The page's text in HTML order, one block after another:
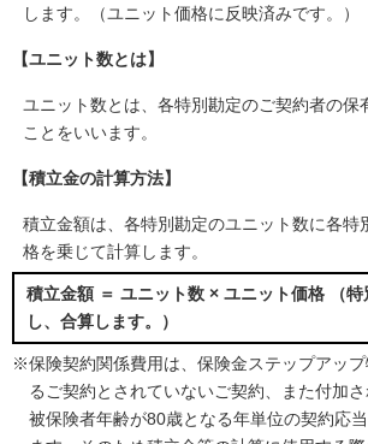
します。（ユニット価格に反映済みです。）
【ユニット数とは】
ユニット数とは、各特別勘定のご契約者の保
ことをいいます。
【積立金の計算方法】
積立金額は、各特別勘定のユニット数に各特
格を乗じて計算します。
積立金額 ＝ ユニット数 × ユニット価格 （
し、合算します。）
※保険契約関係費用は、保険金ステップアッ
るご契約とされていないご契約、また付加
被保険者年齢が80歳となる年単位の契約応